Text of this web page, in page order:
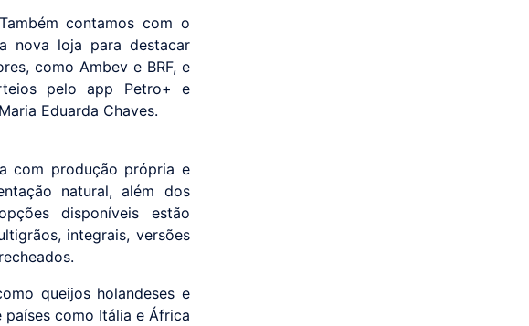
contamos com o
nova loja para destacar
como Ambev e BRF, e
pelo app Petro+ e
Eduarda Chaves.
com produção própria e
natural, além dos
disponíveis estão
integrais, versões
queijos holandeses e
como Itália e África